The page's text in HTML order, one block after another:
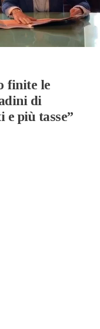
finite le
di
e più tasse”